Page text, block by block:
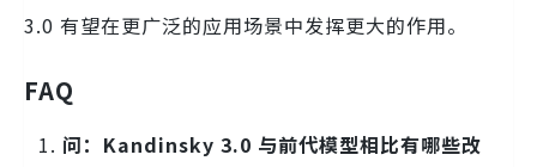
3.0 有望在更广泛的应用场景中发挥更大的作用。
FAQ
问：Kandinsky 3.0 与前代模型相比有哪些改